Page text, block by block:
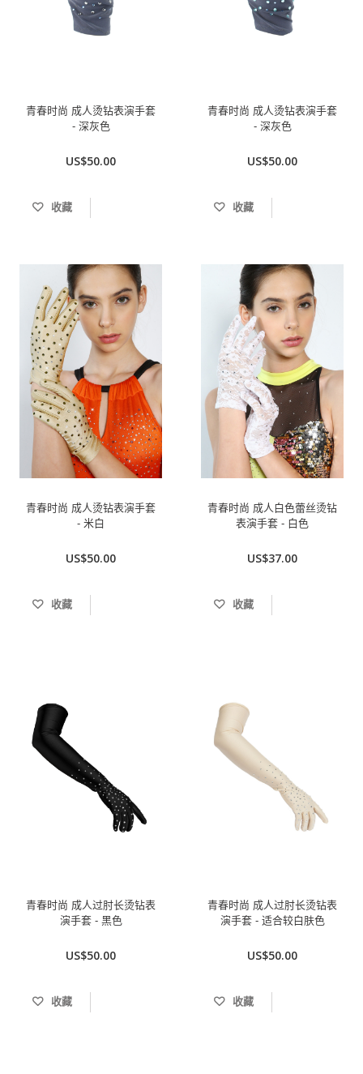
青春时尚 成人烫钻表演手套
- 深灰色
US$50.00
收藏
青春时尚 成人烫钻表演手套
- 深灰色
US$50.00
收藏
青春时尚 成人烫钻表演手套
- 米白
US$50.00
收藏
青春时尚 成人白色蕾丝烫钻
表演手套 - 白色
US$37.00
收藏
青春时尚 成人过肘长烫钻表
演手套 - 黑色
US$50.00
收藏
青春时尚 成人过肘长烫钻表
演手套 - 适合较白肤色
US$50.00
收藏